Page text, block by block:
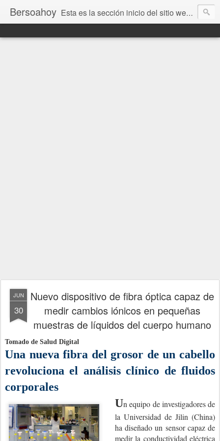
Bersoahoy Esta es la sección inicio del sitio web Bersoahoy con noticias virtuales. Entradas del informativo www.bersoahoy.co
JUN
30
Nuevo dispositivo de fibra óptica capaz de
medir cambios iónicos en pequeñas
muestras de líquidos del cuerpo humano
Tomado de Salud Digital
Una nueva fibra del grosor de un cabello
revoluciona el análisis clínico de fluidos
corporales
Un equipo de investigadores de
la Universidad de Jilin (China)
ha diseñado un sensor capaz de
medir la conductividad eléctrica